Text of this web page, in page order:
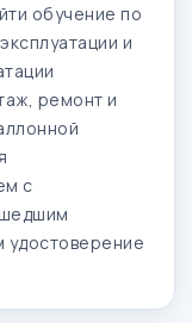
обучение по
и
ремонт и
с